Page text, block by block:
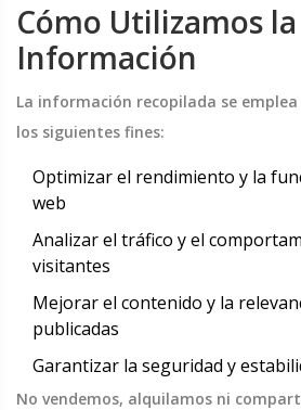
Cómo Utilizamos la
Información
La información recopilada se
los siguientes fines:
Optimizar el rendimiento y la
web
Analizar el tráfico y el
visitantes
Mejorar el contenido y la
publicadas
Garantizar la seguridad y
No vendemos, alquilamos ni